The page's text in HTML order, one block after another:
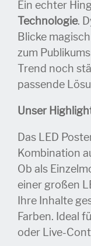
Ein echter
Technologie.
Blicke
zum
Trend noch
passende
Unser
Das LED
Kombination
Ob als
einer großen
Ihre Inhalte
Farben. Ideal
oder Live-